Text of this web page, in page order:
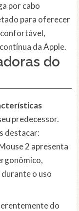
por cabo
para oferecer
confortável,
da Apple.
do
predecessor.
destacar:
2 apresenta
o uso
do